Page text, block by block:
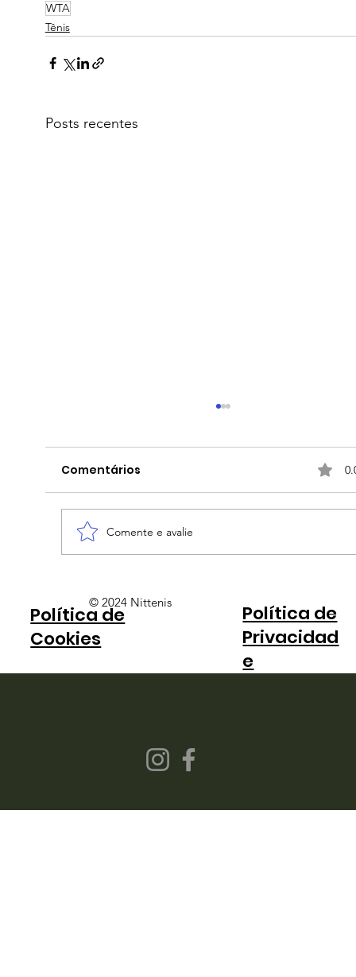
WTA
Tênis
Posts recentes
Bia Haddad leva mais um “pneu”,
desta vez em Roma
Comentários
Comente e avalie
© 2024 Nittenis
Política de
Privacidad
e
Política de
Cookies